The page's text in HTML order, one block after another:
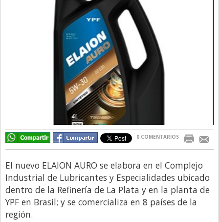
Ecología y Ambiente
El Precio Que Yo Ví
Entrevista Exclusiva
Finanzas
Gastronomia
Internacionales
La Opinión del Director
Legales
0 COMENTARIOS
El nuevo ELAION AURO se elabora en el Complejo
Industrial de Lubricantes y Especialidades ubicado
dentro de la Refinería de La Plata y en la planta de
YPF en Brasil; y se comercializa en 8 países de la
región.